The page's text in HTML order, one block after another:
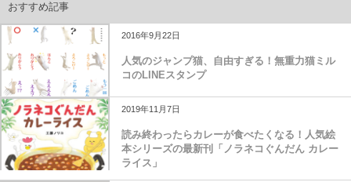
おすすめ記事
2016年9月22日
人気のジャンプ猫、自由すぎる！無重力猫ミル
コのLINEスタンプ
2019年11月7日
読み終わったらカレーが食べたくなる！人気絵
本シリーズの最新刊「ノラネコぐんだん カレー
ライス」